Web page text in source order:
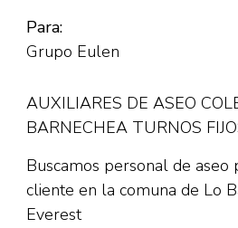
Para:
Grupo Eulen
AUXILIARES DE ASEO
BARNECHEA TURNOS
Buscamos personal de aseo
cliente en la comuna de Lo
Everest